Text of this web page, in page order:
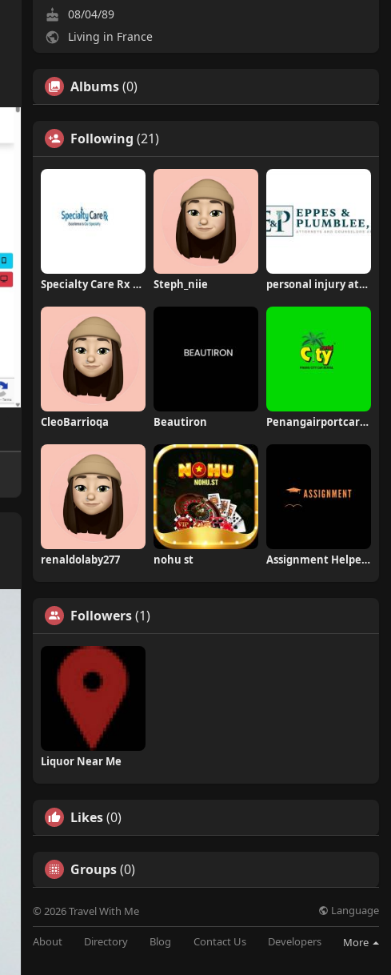
08/04/89
Living in France
Albums(0)
Following (21)
Specialty Care Rx Plano TX Steph_niie personal injury attorney greenville sc
CleoBarrioqa Beautiron Penangairportcarrental
renaldolaby277 nohu st Assignment Helper Australia
Followers(1)
Liquor Near Me
Likes(0)
Groups(0)
© 2026 Travel With Me Language
About Directory Blog Contact Us Developers More